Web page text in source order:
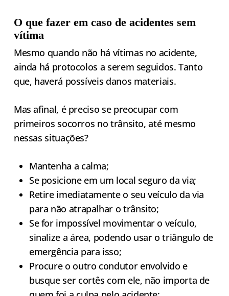
O que fazer em caso de acidentes sem
vítima
Mesmo quando não há vítimas no acidente,
ainda há protocolos a serem seguidos. Tanto
que, haverá possíveis danos materiais.
Mas afinal, é preciso se preocupar com
primeiros socorros no trânsito, até mesmo
nessas situações?
Mantenha a calma;
Se posicione em um local seguro da via;
Retire imediatamente o seu veículo da via
para não atrapalhar o trânsito;
Se for impossível movimentar o veículo,
sinalize a área, podendo usar o triângulo de
emergência para isso;
Procure o outro condutor envolvido e
busque ser cortês com ele, não importa de